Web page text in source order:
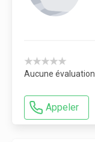
★★★★★
Aucune évaluation
Appeler